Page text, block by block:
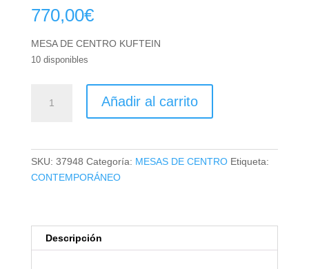
770,00€
MESA DE CENTRO KUFTEIN
10 disponibles
Añadir al carrito
SKU: 37948 Categoría: MESAS DE CENTRO Etiqueta:
CONTEMPORÁNEO
Descripción